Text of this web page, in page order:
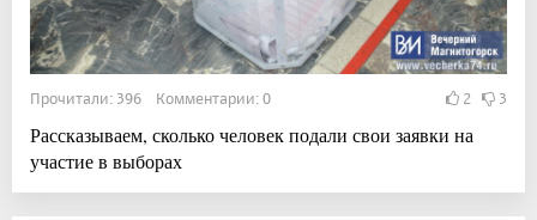
Прочитали: 396 Комментарии: 0 2 3
Рассказываем, сколько человек подали свои заявки на
участие в выборах